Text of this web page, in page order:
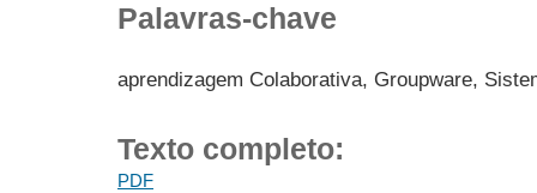
Palavras-chave
aprendizagem Colaborativa, Groupware,
Texto completo:
PDF